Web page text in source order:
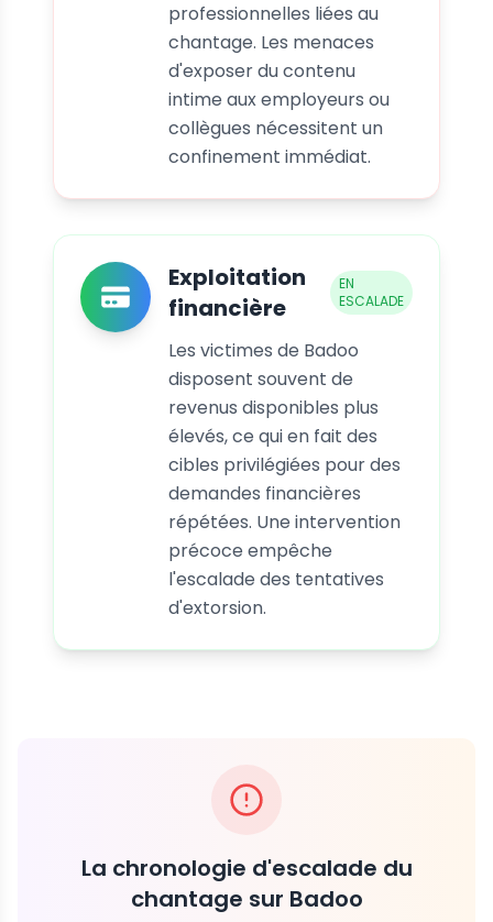
professionnelles liées au
chantage. Les menaces
d'exposer du contenu
intime aux employeurs ou
collègues nécessitent un
confinement immédiat.
Exploitation
financière
EN
ESCALADE
Les victimes de Badoo
disposent souvent de
revenus disponibles plus
élevés, ce qui en fait des
cibles privilégiées pour des
demandes financières
répétées. Une intervention
précoce empêche
l'escalade des tentatives
d'extorsion.
La chronologie d'escalade du
chantage sur Badoo